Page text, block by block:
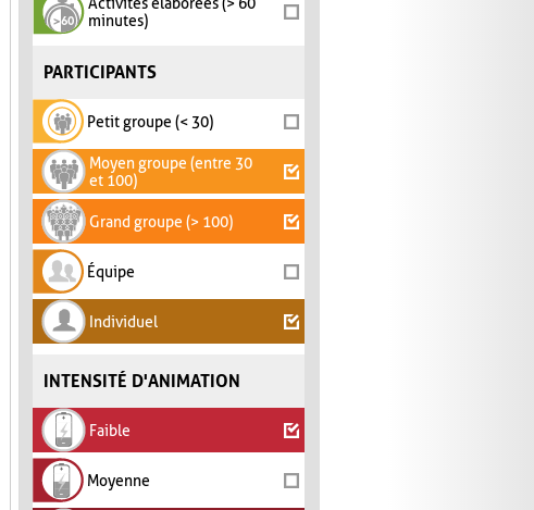
Activités élaborées (> 60
minutes)
PARTICIPANTS
Petit groupe (< 30)
Moyen groupe (entre 30
et 100)
Grand groupe (> 100)
Équipe
Individuel
INTENSITÉ D'ANIMATION
Faible
Moyenne